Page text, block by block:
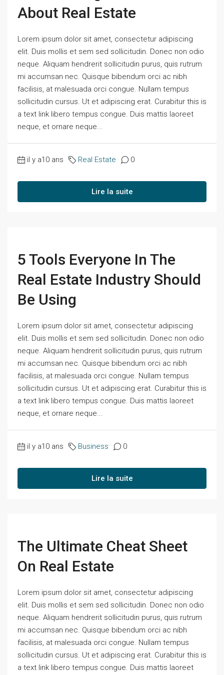
About Real Estate
Lorem ipsum dolor sit amet, consectetur adipiscing
elit. Duis mollis et sem sed sollicitudin. Donec non odio
neque. Aliquam hendrerit sollicitudin purus, quis rutrum
mi accumsan nec. Quisque bibendum orci ac nibh
facilisis, at malesuada orci congue. Nullam tempus
sollicitudin cursus. Ut et adipiscing erat. Curabitur this is
a text link libero tempus congue. Duis mattis laoreet
neque, et ornare neque...
il y a10 ans Real Estate 0
Lire la suite
5 Tools Everyone In The
Real Estate Industry Should
Be Using
Lorem ipsum dolor sit amet, consectetur adipiscing
elit. Duis mollis et sem sed sollicitudin. Donec non odio
neque. Aliquam hendrerit sollicitudin purus, quis rutrum
mi accumsan nec. Quisque bibendum orci ac nibh
facilisis, at malesuada orci congue. Nullam tempus
sollicitudin cursus. Ut et adipiscing erat. Curabitur this is
a text link libero tempus congue. Duis mattis laoreet
neque, et ornare neque...
il y a10 ans Business 0
Lire la suite
The Ultimate Cheat Sheet
On Real Estate
Lorem ipsum dolor sit amet, consectetur adipiscing
elit. Duis mollis et sem sed sollicitudin. Donec non odio
neque. Aliquam hendrerit sollicitudin purus, quis rutrum
mi accumsan nec. Quisque bibendum orci ac nibh
facilisis, at malesuada orci congue. Nullam tempus
sollicitudin cursus. Ut et adipiscing erat. Curabitur this is
a text link libero tempus congue. Duis mattis laoreet